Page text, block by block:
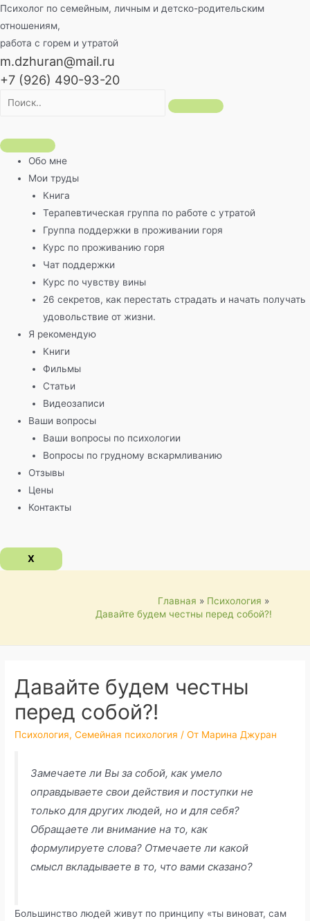
Перейти
к
содержимому
Психолог по семейным, личным и детско-родительским
отношениям,
работа с горем и утратой
m.dzhuran@mail.ru
+7 (926) 490-93-20
Обо мне
Мои труды
Книга
Терапевтическая группа по работе с утратой
Группа поддержки в проживании горя
Курс по проживанию горя
Чат поддержки
Курс по чувству вины
26 секретов, как перестать страдать и начать получать
удовольствие от жизни.
Я рекомендую
Книги
Фильмы
Статьи
Видеозаписи
Ваши вопросы
Ваши вопросы по психологии
Вопросы по грудному вскармливанию
Отзывы
Цены
Контакты
X
Главная
Психология
Давайте будем честны перед собой?!
Давайте будем честны
перед собой?!
Психология,Семейная психология / От Марина Джуран
Замечаете ли Вы за собой, как умело
оправдываете свои действия и поступки не
только для других людей, но и для себя?
Обращаете ли внимание на то, как
формулируете слова? Отмечаете ли какой
смысл вкладываете в то, что вами сказано?
Большинство людей живут по принципу «ты виноват, сам